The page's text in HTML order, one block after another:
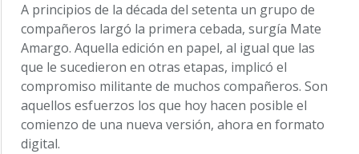
A principios de la década del setenta un grupo de
compañeros largó la primera cebada, surgía Mate
Amargo. Aquella edición en papel, al igual que las
que le sucedieron en otras etapas, implicó el
compromiso militante de muchos compañeros. Son
aquellos esfuerzos los que hoy hacen posible el
comienzo de una nueva versión, ahora en formato
digital.